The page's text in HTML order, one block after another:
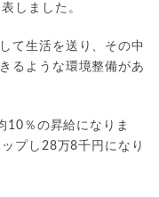
しました。
て生活を送り、その中
るような環境整備があ
10％の昇給になりま
プし28万8千円になり